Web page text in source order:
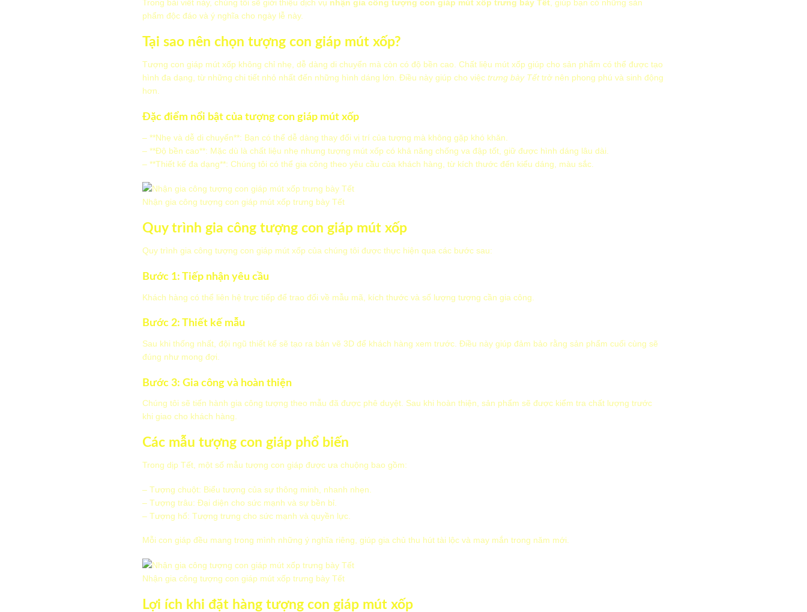
Trong bài viết này, chúng tôi sẽ giới thiệu dịch vụ nhận gia công tượng con giáp mút xốp trưng bày Tết, giúp bạn có những sản
phẩm độc đáo và ý nghĩa cho ngày lễ này.
Tại sao nên chọn tượng con giáp mút xốp?
Tượng con giáp mút xốp không chỉ nhẹ, dễ dàng di chuyển mà còn có độ bền cao. Chất liệu mút xốp giúp cho sản phẩm có thể được tạo
hình đa dạng, từ những chi tiết nhỏ nhất đến những hình dáng lớn. Điều này giúp cho việc trưng bày Tếttrở nên phong phú và sinh động
hơn.
Đặc điểm nổi bật của tượng con giáp mút xốp
– **Nhẹ và dễ di chuyển**: Bạn có thể dễ dàng thay đổi vị trí của tượng mà không gặp khó khăn.
– **Độ bền cao**: Mặc dù là chất liệu nhẹ nhưng tượng mút xốp có khả năng chống va đập tốt, giữ được hình dáng lâu dài.
– **Thiết kế đa dạng**: Chúng tôi có thể gia công theo yêu cầu của khách hàng, từ kích thước đến kiểu dáng, màu sắc.
Nhận gia công tượng con giáp mút xốp trưng bày Tết
Quy trình gia công tượng con giáp mút xốp
Quy trình gia công tượng con giáp mút xốp của chúng tôi được thực hiện qua các bước sau:
Bước 1: Tiếp nhận yêu cầu
Khách hàng có thể liên hệ trực tiếp để trao đổi về mẫu mã, kích thước và số lượng tượng cần gia công.
Bước 2: Thiết kế mẫu
Sau khi thống nhất, đội ngũ thiết kế sẽ tạo ra bản vẽ 3D để khách hàng xem trước. Điều này giúp đảm bảo rằng sản phẩm cuối cùng sẽ
đúng như mong đợi.
Bước 3: Gia công và hoàn thiện
Chúng tôi sẽ tiến hành gia công tượng theo mẫu đã được phê duyệt. Sau khi hoàn thiện, sản phẩm sẽ được kiểm tra chất lượng trước
khi giao cho khách hàng.
Các mẫu tượng con giáp phổ biến
Trong dịp Tết, một số mẫu tượng con giáp được ưa chuộng bao gồm:
– Tượng chuột: Biểu tượng của sự thông minh, nhanh nhẹn.
– Tượng trâu: Đại diện cho sức mạnh và sự bền bỉ.
– Tượng hổ: Tượng trưng cho sức mạnh và quyền lực.
Mỗi con giáp đều mang trong mình những ý nghĩa riêng, giúp gia chủ thu hút tài lộc và may mắn trong năm mới.
Nhận gia công tượng con giáp mút xốp trưng bày Tết
Lợi ích khi đặt hàng tượng con giáp mút xốp